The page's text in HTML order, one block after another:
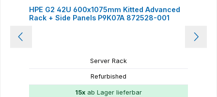
HPE G2 42U 600x1075mm Kitted Advanced
Rack + Side Panels P9K07A 872528-001
Server Rack
Refurbished
15x ab Lager lieferbar